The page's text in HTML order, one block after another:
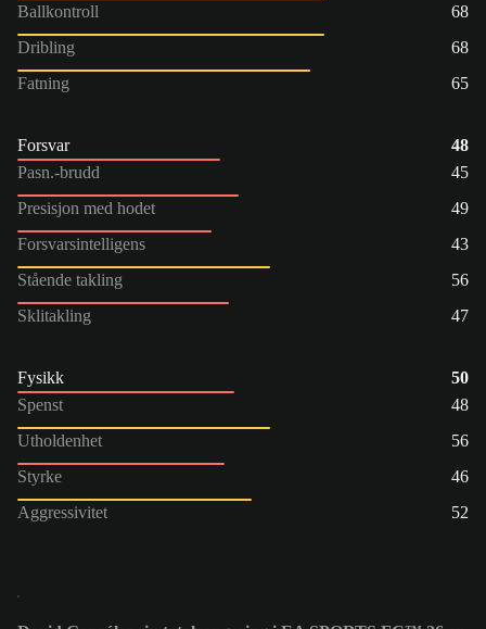
Ballkontroll
68
Dribling
68
Fatning
65
Forsvar
48
Pasn.-brudd
45
Presisjon med hodet
49
Forsvarsintelligens
43
Stående takling
56
Sklitakling
47
Fysikk
50
Spenst
48
Utholdenhet
56
Styrke
46
Aggressivitet
52